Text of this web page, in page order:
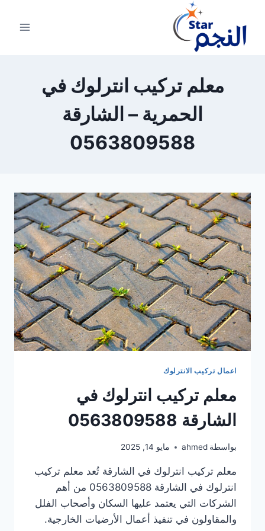
المحتوى
معلم تركيب انترلوك في
الحمرية – الشارقة
0563809588
اعمال تركيب الانترلوك
معلم تركيب انترلوك في
الشارقة 0563809588
بواسطة ahmed مايو 14, 2025
معلم تركيب انترلوك في الشارقة تُعد معلم تركيب
انترلوك في الشارقة 0563809588 من أهم
الشركات التي يعتمد عليها السكان وأصحاب الفلل
والمقاولون في تنفيذ أعمال الأرضيات الخارجية.